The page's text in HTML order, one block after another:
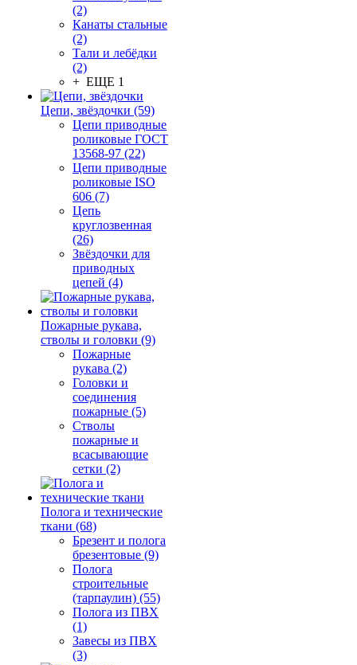
(2)
Канаты стальные
(2)
Тали и лебёдки
(2)
+ ЕЩЕ 1
Цепи, звёздочки (59)
Цепи приводные
роликовые ГОСТ
13568-97 (22)
Цепи приводные
роликовые ISO
606 (7)
Цепь
круглозвенная
(26)
Звёздочки для
приводных
цепей (4)
Пожарные рукава,
стволы и головки (9)
Пожарные
рукава (2)
Головки и
соединения
пожарные (5)
Стволы
пожарные и
всасывающие
сетки (2)
Полога и технические
ткани (68)
Брезент и полога
брезентовые (9)
Полога
строительные
(тарпаулин) (55)
Полога из ПВХ
(1)
Завесы из ПВХ
(3)